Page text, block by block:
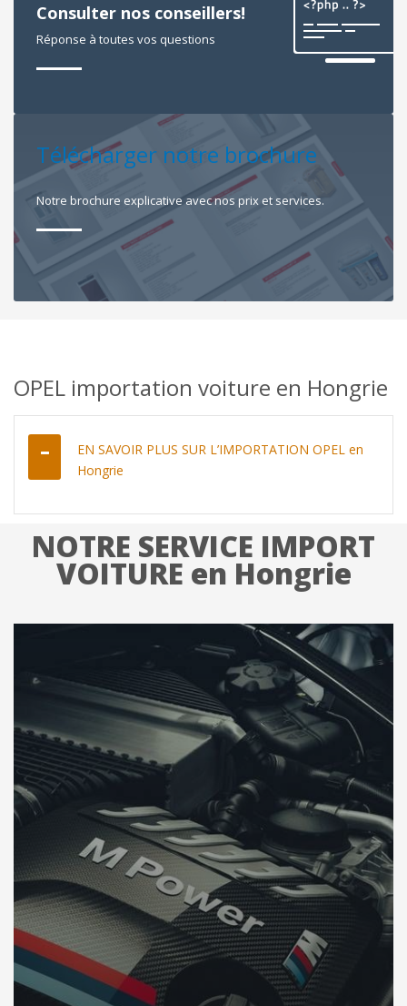
Consulter nos conseillers!
Réponse à toutes vos questions
Télécharger notre brochure
Notre brochure explicative avec nos prix et services.
OPEL importation voiture en Hongrie
EN SAVOIR PLUS SUR L’IMPORTATION OPEL en
Hongrie
NOTRE SERVICE IMPORT
VOITURE en Hongrie